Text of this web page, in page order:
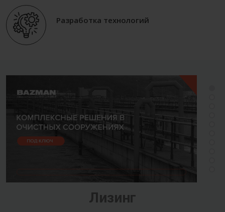
Разработка технологий
Лизинг